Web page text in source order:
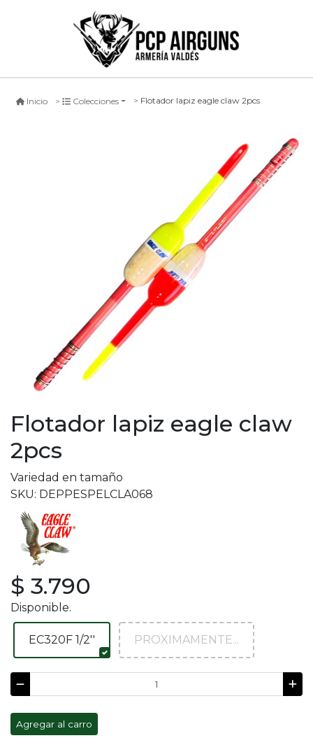
Inicio Colecciones Flotador lapiz eagle claw 2pcs
Flotador lapiz eagle claw
2pcs
Variedad en tamaño
SKU: DEPPESPELCLA068
$ 3.790
Disponible.
EC320F 1/2'' PROXIMAMENTE...
Agregar al carro